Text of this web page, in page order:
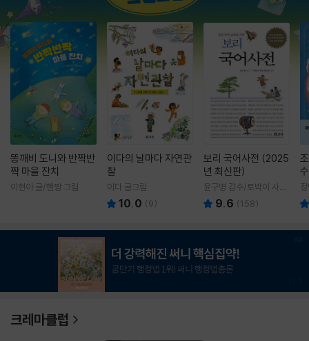
똥깨비 도니와 반짝반
짝 마을 잔치
이현아 글/핸짱 그림
이다의 날마다 자연관
찰
이다 글그림
10.0 (9)
보리 국어사전 (2025
년 최신판)
윤구병 감수/토박이 사전
편찬실 편
9.6 (158)
크레마클럽